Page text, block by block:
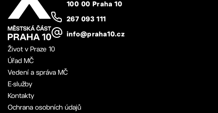
100 00 Praha 10
267 093 111
info@praha10.cz
Život v Praze 10
Úřad MČ
Vedení a správa MČ
E-služby
Kontakty
Ochrana osobních údajů